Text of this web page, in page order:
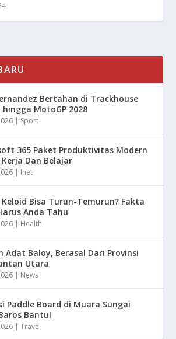
Bertahan di Trackhouse
MotoGP 2028
| Sport
365 Paket Produktivitas Modern
Dan Belajar
| Inet
Keloid Bisa Turun-Temurun? Fakta
Anda Tahu
| Health
Adat Baloy, Berasal Dari Provinsi
Utara
| News
Paddle Board di Muara Sungai
Bantul
|Travel